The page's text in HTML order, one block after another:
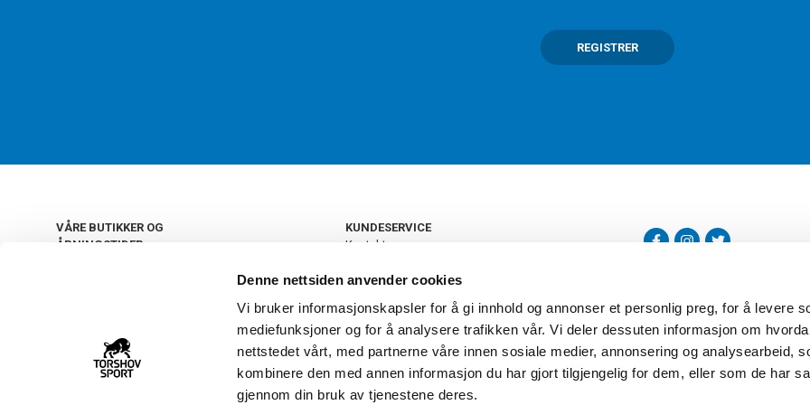
Denne nettsiden anvender cookies
Vi bruker informasjonskapsler for å gi innhold og annonser et personlig preg, for å levere
mediefunksjoner og for å analysere trafikken vår. Vi deler dessuten informasjon om
nettstedet vårt, med partnerne våre innen sosiale medier, annonsering og analysearbeid,
kombinere den med annen informasjon du har gjort tilgjengelig for dem, eller som de har
gjennom din bruk av tjenestene deres.
REGISTRER
VÅRE BUTIKKER OG
ÅPNINGSTIDER
22 09 20 20
KUNDESERVICE
Kontakt oss
Retur og bytte
Personvern
Frakt og levering
Ledige stillinger
FAQ - Ofte stilte spørsmål
Åpenhetsloven
Torshov Sport har over 90 års
klubbhandel. Torshov Sport har
Drammen, Sandvika Storsenter